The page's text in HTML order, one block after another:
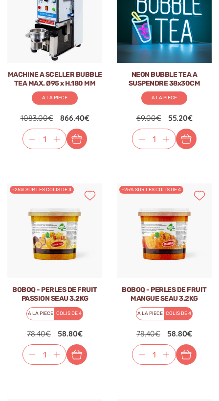
MACHINE A SCELLER BUBBLE
TEA MAX. Ø95 x H.180 MM
A LA PIECE
1083.00€ 866.40€
NEON BUBBLE TEA A
SUSPENDRE 38x30CM
A LA PIECE
69.00€ 55.20€
-25% SUR LES COLIS DE 4
BOBOQ - PERLES DE FRUIT
PASSION SEAU 3.2KG
A LA PIECE COLIS DE 4
78.40€ 58.80€
-25% SUR LES COLIS DE 4
BOBOQ - PERLES DE FRUIT
MANGUE SEAU 3.2KG
A LA PIECE COLIS DE 4
78.40€ 58.80€